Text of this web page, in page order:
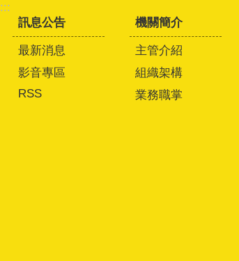
:::
訊息公告
最新消息
影音專區
RSS
機關簡介
主管介紹
組織架構
業務職掌